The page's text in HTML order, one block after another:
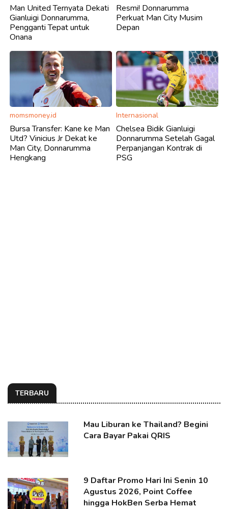
Man United Ternyata Dekati
Gianluigi Donnarumma,
Pengganti Tepat untuk
Onana
Resmi! Donnarumma
Perkuat Man City Musim
Depan
momsmoney.id
Bursa Transfer: Kane ke Man
Utd? Vinicius Jr Dekat ke
Man City, Donnarumma
Hengkang
Internasional
Chelsea Bidik Gianluigi
Donnarumma Setelah Gagal
Perpanjangan Kontrak di
PSG
TERBARU
Mau Liburan ke Thailand? Begini
Cara Bayar Pakai QRIS
9 Daftar Promo Hari Ini Senin 10
Agustus 2026, Point Coffee
hingga HokBen Serba Hemat